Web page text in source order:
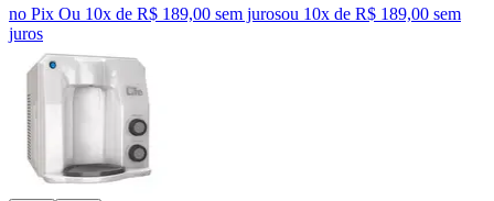
no Pix Ou 10x de R$ 189,00 sem jurosou 10x de R$ 189,00 sem
juros